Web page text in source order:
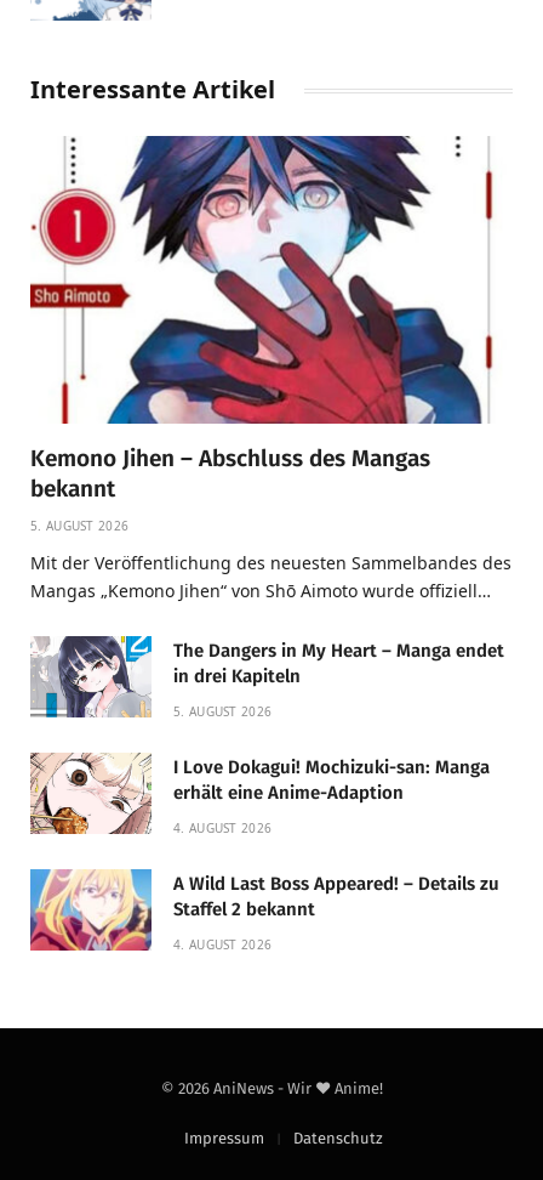
Interessante Artikel
Kemono Jihen – Abschluss des Mangas
bekannt
5. AUGUST 2026
Mit der Veröffentlichung des neuesten Sammelbandes des
Mangas „Kemono Jihen“ von Shō Aimoto wurde offiziell…
The Dangers in My Heart – Manga endet
in drei Kapiteln
5. AUGUST 2026
I Love Dokagui! Mochizuki-san: Manga
erhält eine Anime-Adaption
4. AUGUST 2026
A Wild Last Boss Appeared! – Details zu
Staffel 2 bekannt
4. AUGUST 2026
© 2026 AniNews - Wir ❤️ Anime!
Impressum Datenschutz